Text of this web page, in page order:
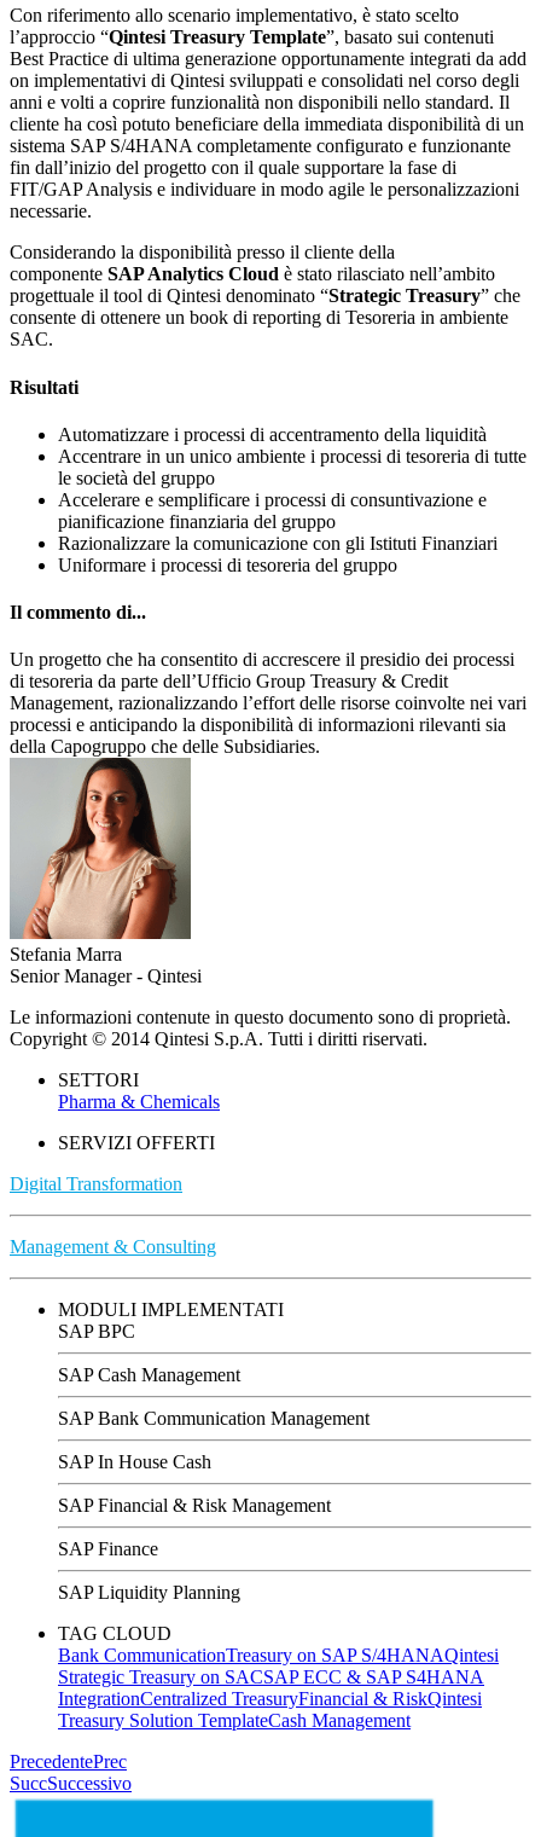
Con riferimento allo scenario implementativo, è stato scelto
l’approccio “Qintesi Treasury Template”, basato sui contenuti
Best Practice di ultima generazione opportunamente integrati da add
on implementativi di Qintesi sviluppati e consolidati nel corso degli
anni e volti a coprire funzionalità non disponibili nello standard. Il
cliente ha così potuto beneficiare della immediata disponibilità di un
sistema SAP S/4HANA completamente configurato e funzionante
fin dall’inizio del progetto con il quale supportare la fase di
FIT/GAP Analysis e individuare in modo agile le personalizzazioni
necessarie.
Considerando la disponibilità presso il cliente della
componente SAP Analytics Cloud è stato rilasciato nell’ambito
progettuale il tool di Qintesi denominato “Strategic Treasury” che
consente di ottenere un book di reporting di Tesoreria in ambiente
SAC.
Risultati
Automatizzare i processi di accentramento della liquidità
Accentrare in un unico ambiente i processi di tesoreria di tutte
le società del gruppo
Accelerare e semplificare i processi di consuntivazione e
pianificazione finanziaria del gruppo
Razionalizzare la comunicazione con gli Istituti Finanziari
Uniformare i processi di tesoreria del gruppo
Il commento di...
Un progetto che ha consentito di accrescere il presidio dei processi
di tesoreria da parte dell’Ufficio Group Treasury & Credit
Management, razionalizzando l’effort delle risorse coinvolte nei vari
processi e anticipando la disponibilità di informazioni rilevanti sia
della Capogruppo che delle Subsidiaries.
Stefania Marra
Senior Manager - Qintesi
Le informazioni contenute in questo documento sono di proprietà.
Copyright © 2014 Qintesi S.p.A. Tutti i diritti riservati.
SETTORI
Pharma & Chemicals
SERVIZI OFFERTI
Digital Transformation
Management & Consulting
MODULI IMPLEMENTATI
SAP BPC
SAP Cash Management
SAP Bank Communication Management
SAP In House Cash
SAP Financial & Risk Management
SAP Finance
SAP Liquidity Planning
TAG CLOUD
Bank CommunicationTreasury on SAP S/4HANAQintesi
Strategic Treasury on SACSAP ECC & SAP S4HANA
IntegrationCentralized TreasuryFinancial & RiskQintesi
Treasury Solution TemplateCash Management
PrecedentePrec
SuccSuccessivo